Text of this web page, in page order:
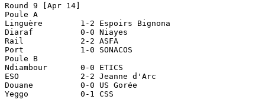
Round 9 [Apr 14]
Poule A
Linguère	1-2 Espoirs Bignona
Diaraf		0-0 Niayes
Rail		2-2 ASFA
Port		1-0 SONACOS
Poule B
Ndiambour	0-0 ETICS
ESO		2-2 Jeanne d'Arc
Douane		0-0 US Gorée
Yeggo		0-1 CSS